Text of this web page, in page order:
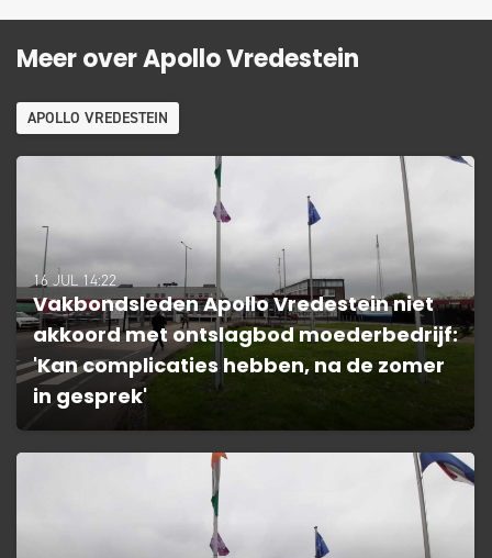
Meer over Apollo Vredestein
APOLLO VREDESTEIN
16 JUL 14:22
Vakbondsleden Apollo Vredestein niet
akkoord met ontslagbod moederbedrijf:
'Kan complicaties hebben, na de zomer
in gesprek'